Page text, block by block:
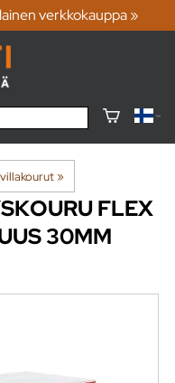
verkkokauppa »
‪»
FLEX
30MM